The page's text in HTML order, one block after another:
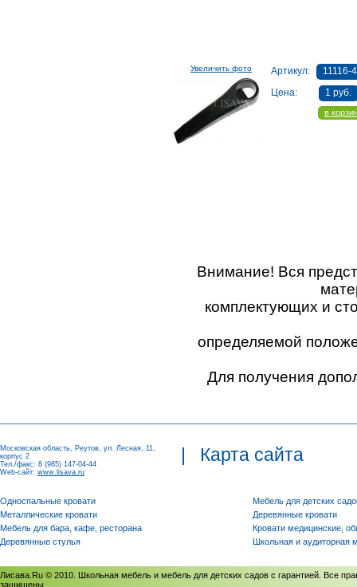
Увеличить фото Артикул:
11116-4
Цена:
1 руб.
в
Внимание! Вся
комплектующих и
определяемой
Для получения
Московская область, Реутов, ул. Лесная, 11,
корпус 2
Тел./факс: 8 (985) 147-04-44
Web-сайт: www.lisava.ru
| Карта сайта
Односпальные кровати
Металлические кровати
Мебель для бара, кафе, ресторана
Деревянные стулья
Мебель для детских
Деревянные кровати
Кровати медицинские,
Школьная и аудиторная
Лисава.Ru © 2010. Школьная мебель и мебель для детских садов с гарантией. Все
защищены.